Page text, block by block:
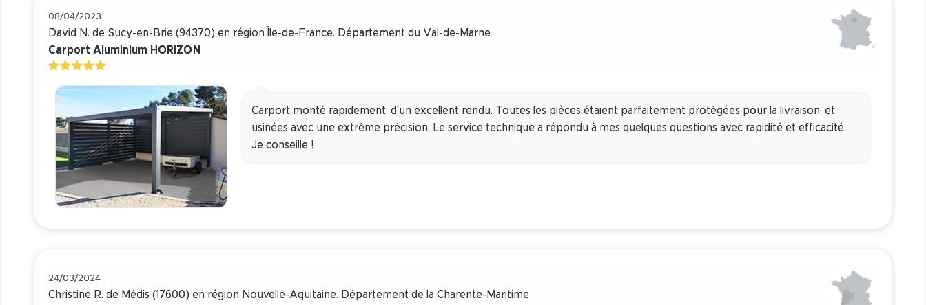
08/04/2023
David N. de Sucy-en-Brie (94370) en région Île-de-France. Département du Val-de-Marne
Carport Aluminium HORIZON
Carport monté rapidement, d'un excellent rendu. Toutes les pièces étaient parfaitement protégées pour la livraison, et
usinées avec une extrême précision. Le service technique a répondu à mes quelques questions avec rapidité et efficacité.
Je conseille !
24/03/2024
Christine R. de Médis (17600) en région Nouvelle-Aquitaine. Département de la Charente-Maritime